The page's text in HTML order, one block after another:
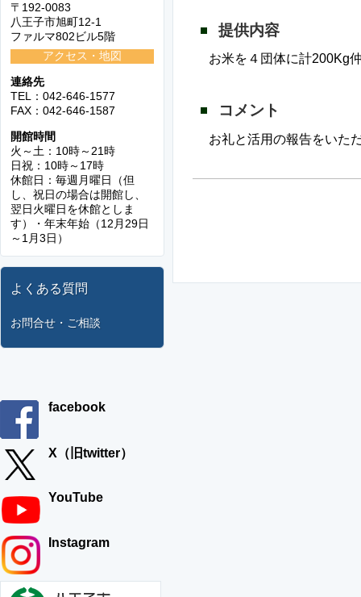
〒192-0083
八王子市旭町12-1
ファルマ802ビル5階
アクセス・地図
連絡先
TEL：042-646-1577
FAX：042-646-1587
開館時間
火～土：10時～21時
日祝：10時～17時
休館日：毎週月曜日（但
し、祝日の場合は開館し、
翌日火曜日を休館としま
す）・年末年始（12月29日
～1月3日）
よくある質問
お問合せ・ご相談
facebook
X（旧twitter）
YouTube
Instagram
提供内容
お米を４団体に計200Kg
コメント
お礼と活用の報告をいた